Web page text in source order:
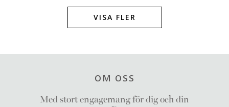
VISA FLER
OM OSS
Med stort engagemang för dig och din